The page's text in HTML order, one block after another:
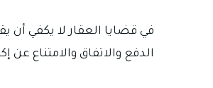
في قضايا العقار لا يكفي أن
الدفع والاتفاق والامتناع عن